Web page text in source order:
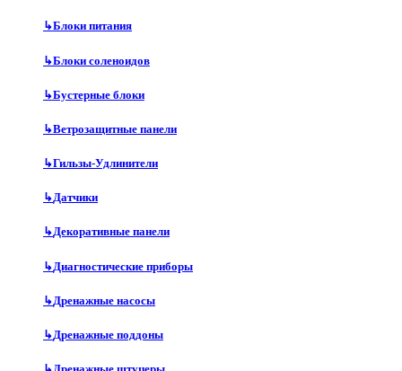
↳Блоки питания
↳Блоки соленоидов
↳Бустерные блоки
↳Ветрозащитные панели
↳Гильзы-Удлинители
↳Датчики
↳Декоративные панели
↳Диагностические приборы
↳Дренажные насосы
↳Дренажные поддоны